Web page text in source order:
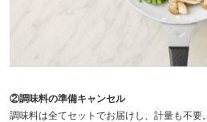
②調味料の準備キャンセル
調味料は全てセットでお届けし、計量も不要。